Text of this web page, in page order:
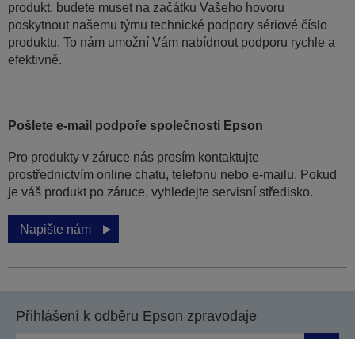
produkt, budete muset na začátku Vašeho hovoru
poskytnout našemu týmu technické podpory sériové číslo
produktu. To nám umožní Vám nabídnout podporu rychle a
efektivně.
Pošlete e-mail podpoře společnosti Epson
Pro produkty v záruce nás prosím kontaktujte
prostřednictvím online chatu, telefonu nebo e-mailu. Pokud
je váš produkt po záruce, vyhledejte servisní středisko.
Napište nám
Přihlášení k odběru Epson zpravodaje